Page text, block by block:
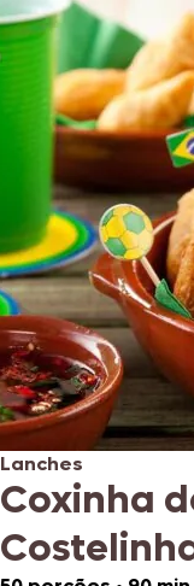
Lanches
Coxinha